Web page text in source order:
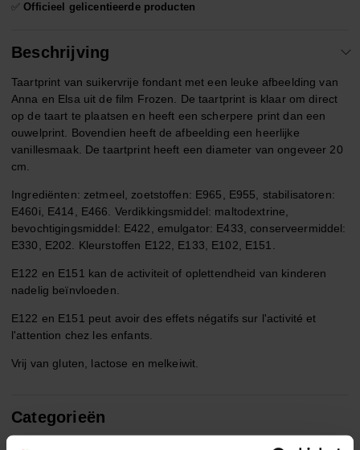
✅Officieel gelicentieerde producten
Beschrijving
Taartprint van suikervrije fondant met een leuke afbeelding van
Anna en Elsa uit de film Frozen. De taartprint is klaar om direct
op de taart te plaatsen en heeft een scherpere print dan een
ouwelprint. Bovendien heeft de afbeelding een heerlijke
vanillesmaak. De taartprint heeft een diameter van ongeveer 20
cm.
Ingrediënten: zetmeel, zoetstoffen: E965, E955, stabilisatoren:
E460i, E414, E466. Verdikkingsmiddel: maltodextrine,
bevochtigingsmiddel: E422, emulgator: E433, conserveermiddel:
E330, E202. Kleurstoffen E122, E133, E102, E151.
E122 en E151 kan de activiteit of oplettendheid van kinderen
nadelig beïnvloeden.
E122 en E151 peut avoir des effets négatifs sur l'activité et
l'attention chez les enfants.
Vrij van gluten, lactose en melkeiwit.
Categorieën
Taartprints
Taartprints van Fondant